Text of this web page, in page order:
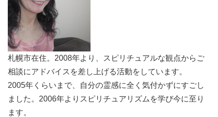
札幌市在住。2008年より、スピリチュアルな観点からご
相談にアドバイスを差し上げる活動をしています。
2005年くらいまで、自分の霊感に全く気付かずにすごし
ました。2006年よりスピリチュアリズムを学び今に至り
ます。